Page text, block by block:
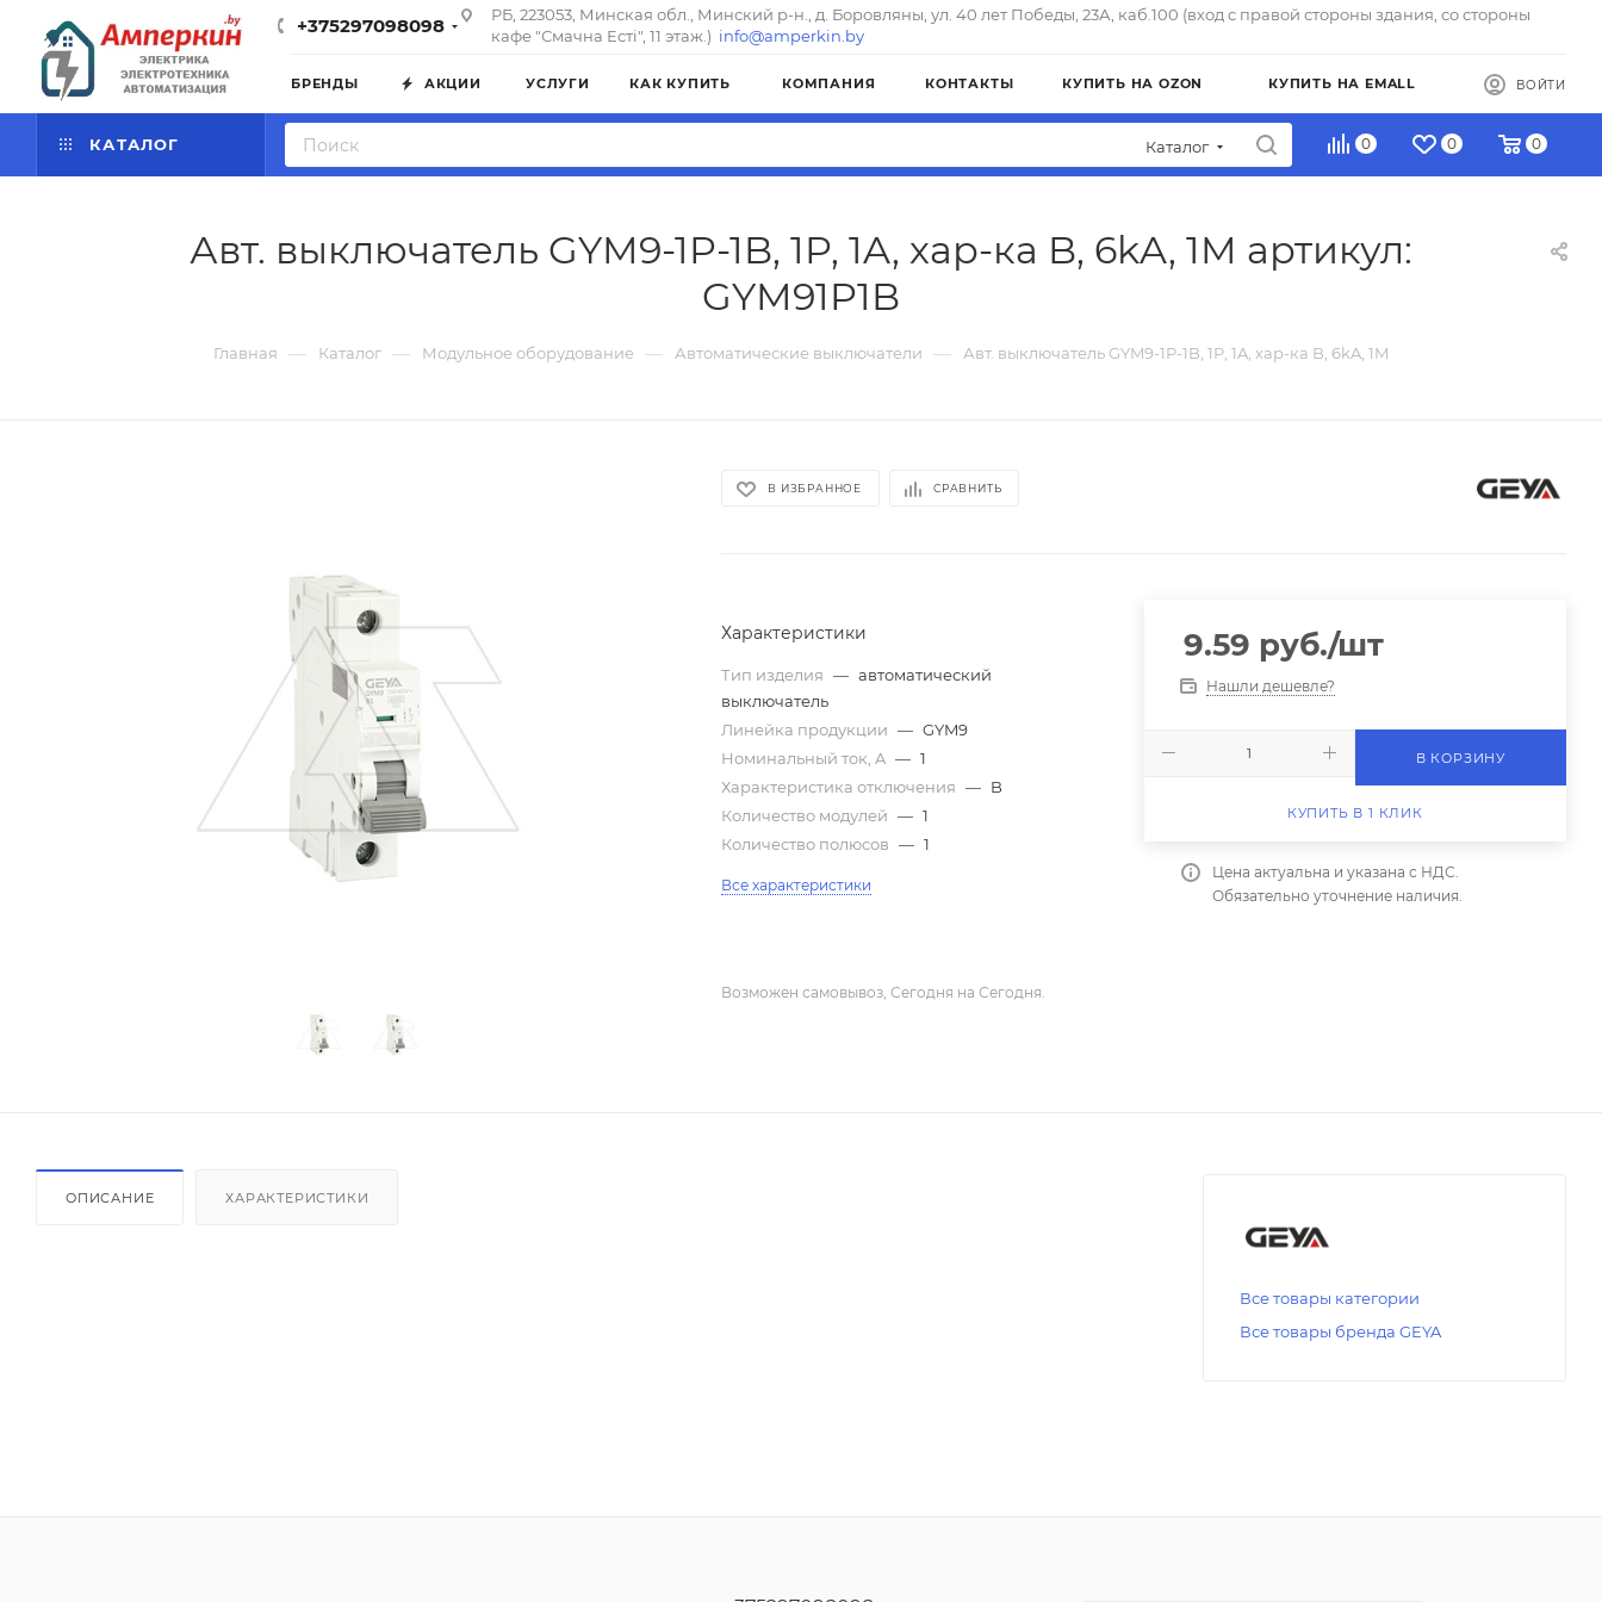
+375297098098
РБ, 223053, Минская обл., Минский р-н., д. Боровляны, ул. 40 лет Победы, 23А, каб.100 (вход с правой стороны здания, со стороны
кафе "Смачна Естi", 11 этаж.) info@amperkin.by
БРЕНДЫ АКЦИИ УСЛУГИ КАК КУПИТЬ КОМПАНИЯ КОНТАКТЫ КУПИТЬ НА OZON КУПИТЬ НА EMALL ВОЙТИ
КАТАЛОГ Каталог 0 0 0
Авт. выключатель GYM9-1P-1B, 1P, 1A, хар-ка B, 6kA, 1M артикул:
GYM91P1B
Главная — Каталог — Модульное оборудование — Автоматические выключатели — Авт. выключатель GYM9-1P-1B, 1P, 1A, хар-ка B, 6kA, 1M
В ИЗБРАННОЕ СРАВНИТЬ
Характеристики
Тип изделия — автоматический
выключатель
Линейка продукции — GYM9
Номинальный ток, A — 1
Характеристика отключения — B
Количество модулей — 1
Количество полюсов — 1
Все характеристики
9.59 руб./шт
Нашли дешевле?
В КОРЗИНУ
КУПИТЬ В 1 КЛИК
Цена актуальна и указана с НДС.
Обязательно уточнение наличия.
Возможен самовывоз, Сегодня на Сегодня.
ОПИСАНИЕ ХАРАКТЕРИСТИКИ
Все товары категории
Все товары бренда GEYA